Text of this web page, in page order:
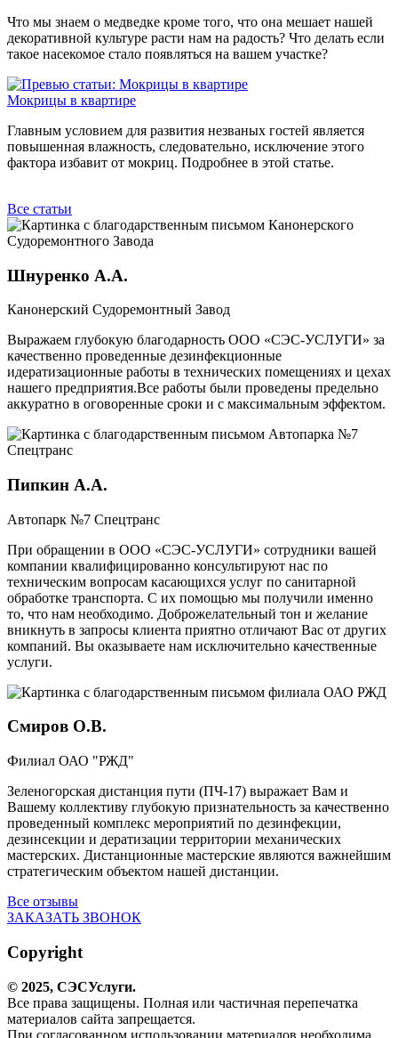
Что мы знаем о медведке кроме того, что она мешает нашей
декоративной культуре расти нам на радость? Что делать если
такое насекомое стало появляться на вашем участке?
Мокрицы в квартире
Главным условием для развития незваных гостей является
повышенная влажность, следовательно, исключение этого
фактора избавит от мокриц. Подробнее в этой статье.
Все статьи
Шнуренко А.А.
Канонерский Судоремонтный Завод
Выражаем глубокую благодарность ООО «СЭС-УСЛУГИ» за
качественно проведенные дезинфекционные
идератизационные работы в технических помещениях и цехах
нашего предприятия.Все работы были проведены предельно
аккуратно в оговоренные сроки и с максимальным эффектом.
Пипкин А.А.
Автопарк №7 Спецтранс
При обращении в ООО «СЭС-УСЛУГИ» сотрудники вашей
компании квалифицированно консультируют нас по
техническим вопросам касающихся услуг по санитарной
обработке транспорта. С их помощью мы получили именно
то, что нам необходимо. Доброжелательный тон и желание
вникнуть в запросы клиента приятно отличают Вас от других
компаний. Вы оказываете нам исключительно качественные
услуги.
Смиров О.В.
Филиал ОАО "РЖД"
Зеленогорская дистанция пути (ПЧ-17) выражает Вам и
Вашему коллективу глубокую признательность за качественно
проведенный комплекс мероприятий по дезинфекции,
дезинсекции и дератизации территории механических
мастерских. Дистанционные мастерские являются важнейшим
стратегическим объектом нашей дистанции.
Все отзывы
ЗАКАЗАТЬ ЗВОНОК
Copyright
© 2025, СЭСУслуги.
Все права защищены. Полная или частичная перепечатка
материалов сайта запрещается.
При согласованном использовании материалов необходима